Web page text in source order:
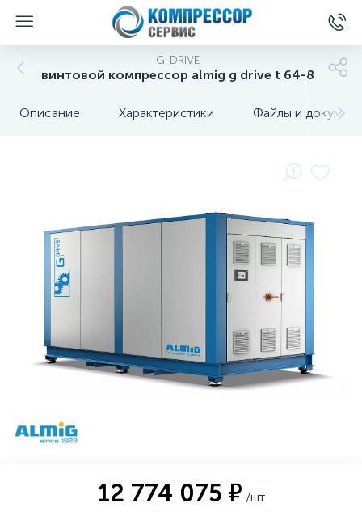
G-DRIVE
винтовой компрессор almig g drive t 64-8
Описание Характеристики Файлы и
12 774 075 ₽ /шт